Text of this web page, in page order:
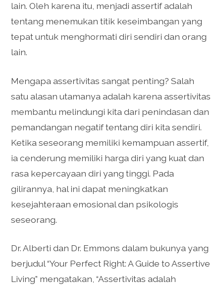
lain. Oleh karena itu, menjadi assertif adalah
tentang menemukan titik keseimbangan yang
tepat untuk menghormati diri sendiri dan orang
lain.
Mengapa assertivitas sangat penting? Salah
satu alasan utamanya adalah karena assertivitas
membantu melindungi kita dari penindasan dan
pemandangan negatif tentang diri kita sendiri.
Ketika seseorang memiliki kemampuan assertif,
ia cenderung memiliki harga diri yang kuat dan
rasa kepercayaan diri yang tinggi. Pada
gilirannya, hal ini dapat meningkatkan
kesejahteraan emosional dan psikologis
seseorang.
Dr. Alberti dan Dr. Emmons dalam bukunya yang
berjudul “Your Perfect Right: A Guide to Assertive
Living” mengatakan, “Assertivitas adalah